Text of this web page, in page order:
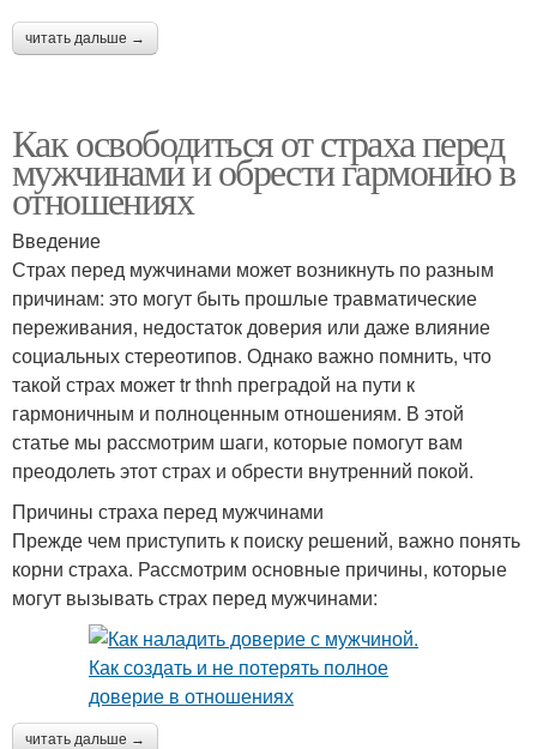
читать дальше →
Как освободиться от страха перед
мужчинами и обрести гармонию в
отношениях
Введение
Страх перед мужчинами может возникнуть по разным
причинам: это могут быть прошлые травматические
переживания, недостаток доверия или даже влияние
социальных стереотипов. Однако важно помнить, что
такой страх может tr thnh преградой на пути к
гармоничным и полноценным отношениям. В этой
статье мы рассмотрим шаги, которые помогут вам
преодолеть этот страх и обрести внутренний покой.
Причины страха перед мужчинами
Прежде чем приступить к поиску решений, важно понять
корни страха. Рассмотрим основные причины, которые
могут вызывать страх перед мужчинами:
читать дальше →